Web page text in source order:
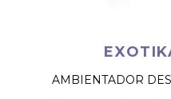
AMBIENTADOR